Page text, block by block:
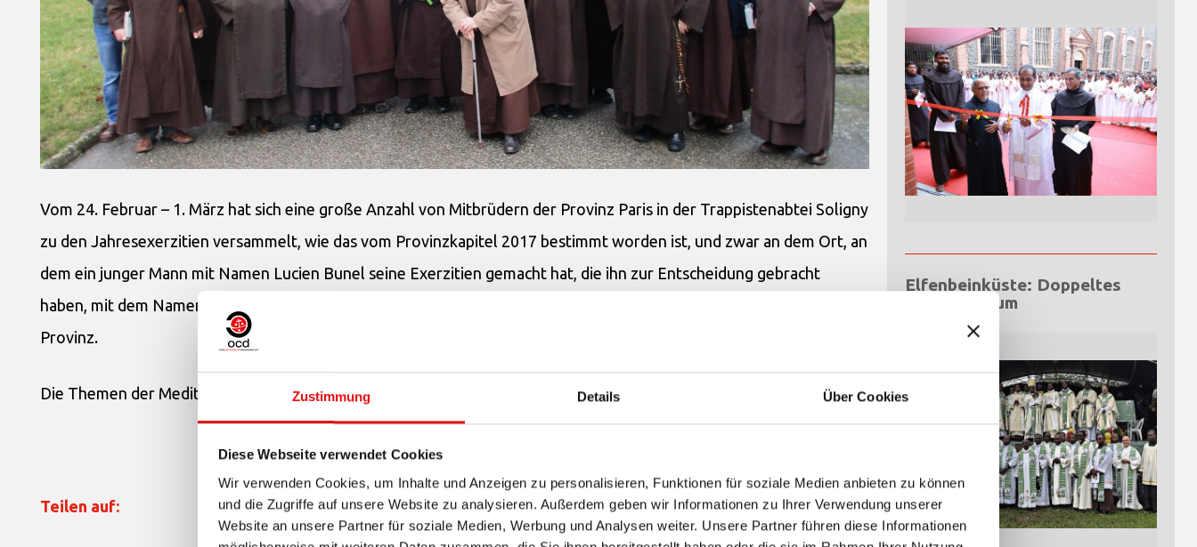
Zustimmung Details Über Cookies
Diese Webseite verwendet Cookies
Wir verwenden Cookies, um Inhalte und Anzeigen zu personalisieren, Funktionen für soziale Medien anbieten zu können
und die Zugriffe auf unsere Website zu analysieren. Außerdem geben wir Informationen zu Ihrer Verwendung unserer
Website an unsere Partner für soziale Medien, Werbung und Analysen weiter. Unsere Partner führen diese Informationen
Vom 24. Februar – 1. März hat sich eine große Anzahl von Mitbrüdern der Provinz Paris in der Trappistenabtei Soligny
zu den Jahresexerzitien versammelt, wie das vom Provinzkapitel 2017 bestimmt worden ist, und zwar an dem Ort, an
dem ein junger Mann mit Namen Lucien Bunel seine Exerzitien gemacht hat, die ihn zur Entscheidung gebracht
haben, mit dem Namen Jacques de Jesús in den Karmel einzutreten, inzwischen ein prominentes Mitglied dieser
Provinz.
Die Themen der Meditationen kreisten um biblische Gestalten, wie Adam, Abraham, Jakob, Petrus und Judas.
Teilen auf:
Elfenbeinküste: Doppeltes
Silberjubiläum